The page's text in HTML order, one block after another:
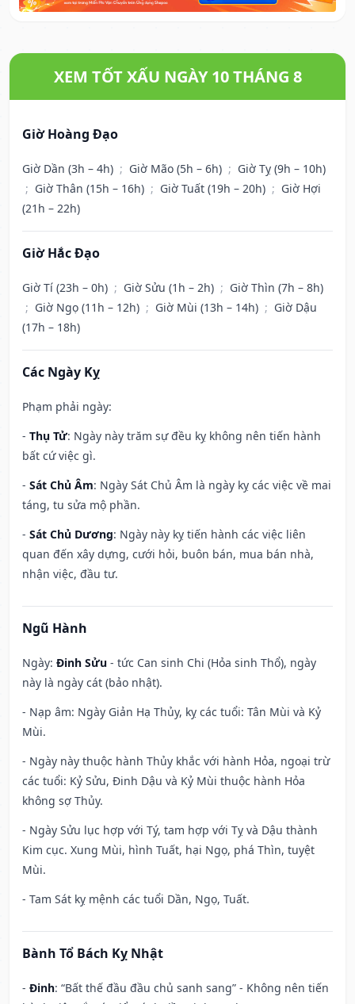
XEM TỐT XẤU NGÀY 10 THÁNG 8
Giờ Hoàng Đạo
Giờ Dần (3h – 4h) ; Giờ Mão (5h – 6h) ; Giờ Tỵ (9h – 10h)
; Giờ Thân (15h – 16h) ; Giờ Tuất (19h – 20h) ; Giờ Hợi
(21h – 22h)
Giờ Hắc Đạo
Giờ Tí (23h – 0h) ; Giờ Sửu (1h – 2h) ; Giờ Thìn (7h – 8h)
; Giờ Ngọ (11h – 12h) ; Giờ Mùi (13h – 14h) ; Giờ Dậu
(17h – 18h)
Các Ngày Kỵ
Phạm phải ngày:
- Thụ Tử: Ngày này trăm sự đều kỵ không nên tiến hành
bất cứ việc gì.
- Sát Chủ Âm: Ngày Sát Chủ Âm là ngày kỵ các việc về mai
táng, tu sửa mộ phần.
- Sát Chủ Dương: Ngày này kỵ tiến hành các việc liên
quan đến xây dựng, cưới hỏi, buôn bán, mua bán nhà,
nhận việc, đầu tư.
Ngũ Hành
Ngày: Đinh Sửu - tức Can sinh Chi (Hỏa sinh Thổ), ngày
này là ngày cát (bảo nhật).
- Nạp âm: Ngày Giản Hạ Thủy, kỵ các tuổi: Tân Mùi và Kỷ
Mùi.
- Ngày này thuộc hành Thủy khắc với hành Hỏa, ngoại trừ
các tuổi: Kỷ Sửu, Đinh Dậu và Kỷ Mùi thuộc hành Hỏa
không sợ Thủy.
- Ngày Sửu lục hợp với Tý, tam hợp với Tỵ và Dậu thành
Kim cục. Xung Mùi, hình Tuất, hại Ngọ, phá Thìn, tuyệt
Mùi.
- Tam Sát kỵ mệnh các tuổi Dần, Ngọ, Tuất.
Bành Tổ Bách Kỵ Nhật
- Đinh: “Bất thế đầu đầu chủ sanh sang” - Không nên tiến